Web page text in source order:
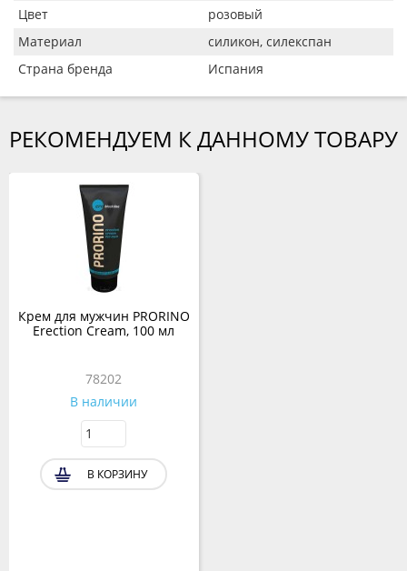
Цвет
розовый
Материал
силикон, силекспан
Страна бренда
Испания
РЕКОМЕНДУЕМ К ДАННОМУ ТОВАРУ
Крем для мужчин PRORINO
Erection Cream, 100 мл
78202
В наличии
В КОРЗИНУ